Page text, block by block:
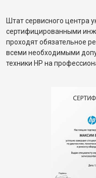
Штат сервисного центра
сертифицированными
проходят обязательное
всеми необходимыми
техники HP на